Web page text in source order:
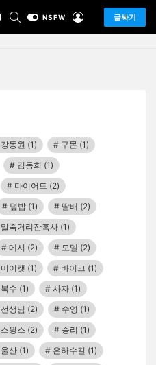
SWITCHSEARCHNSFW 글싸기
강동원 (1) 구몬 (1)
김동희 (1)
다이어트 (2)
덮밥 (1) 딸배 (2)
말죽거리잔혹사 (1)
메시 (2) 모델 (2)
미어캣 (1) 바이크 (1)
복수 (1) 사자 (1)
선생님 (2) 수영 (1)
스윙스 (2) 승리 (1)
울산 (1) 은하수길 (1)